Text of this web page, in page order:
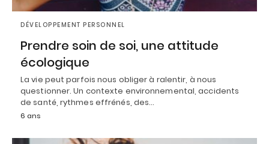
DÉVELOPPEMENT PERSONNEL
Prendre soin de soi, une attitude
écologique
La vie peut parfois nous obliger à ralentir, à nous
questionner. Un contexte environnemental, accidents
de santé, rythmes effrénés, des…
6 ans